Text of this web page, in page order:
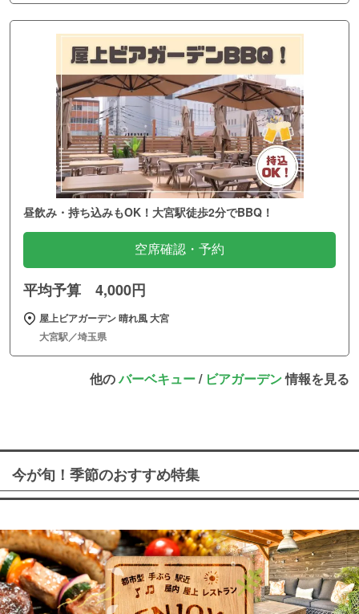
昼飲み・持ち込みもOK！大宮駅徒歩2分でBBQ！
空席確認・予約
平均予算 4,000円
屋上ビアガーデン 晴れ風 大宮
大宮駅／埼玉県
他のバーベキュー/ ビアガーデン情報を見る
今が旬！季節のおすすめ特集